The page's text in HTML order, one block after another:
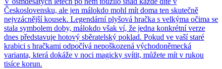
Československu, ale jen málokdo mohl mít doma ten skutečně
nejvzácnější kousek. Legendární plyšová hračka s velkýma očima se
stala symbolem doby, málokdo však ví, že jedna konkrétní verze
dnes představuje hotový sběratelský poklad. Pokud ve vaší staré
krabici s hračkami odpočívá nepoškozená východoněmecká
varianta, která dokáže v noci magicky svítit, můžete mít v rukou
tisíce korun.